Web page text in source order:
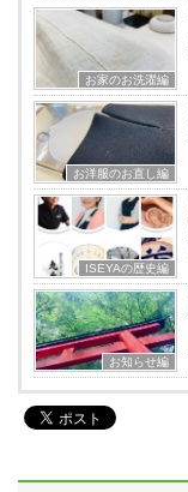
お家のお洗濯編
お洋服のお直し編
ISEYAの歴史編
お知らせ編